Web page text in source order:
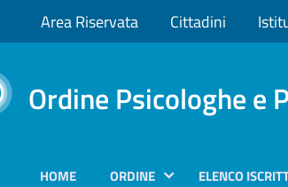
Area Riservata Cittadini
Ordine Psicologhe e
HOME ORDINE ELENCO